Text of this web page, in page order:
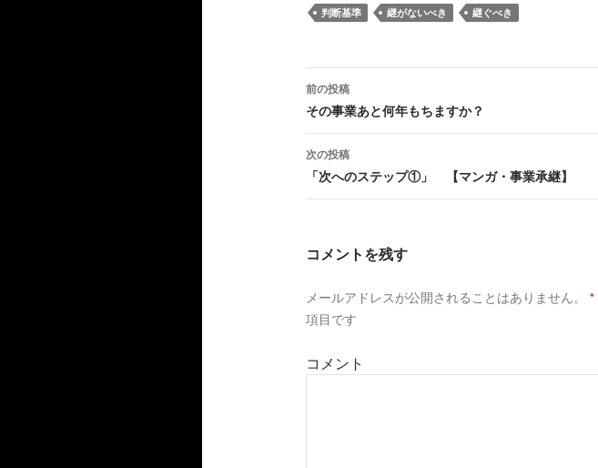
判断基準 継がないべき 継ぐべき
投
稿
ナ
ゲ
シ
ン
前の投稿
その事業あと何年もちますか？
次の投稿
「次へのステップ①」 【マンガ・事業承継】
コメントを残す
メールアドレスが公開されることはありません。 *
項目です
コメント